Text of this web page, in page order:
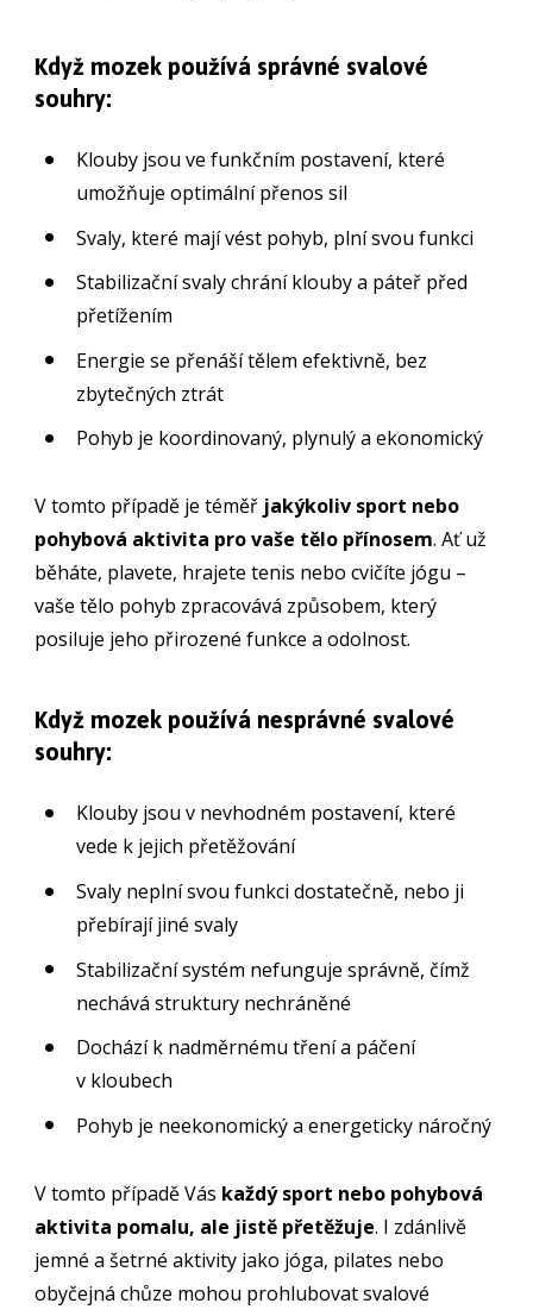
Když mozek používá správné svalové
souhry:
Klouby jsou ve funkčním postavení, které
umožňuje optimální přenos sil
Svaly, které mají vést pohyb, plní svou funkci
Stabilizační svaly chrání klouby a páteř před
přetížením
Energie se přenáší tělem efektivně, bez
zbytečných ztrát
Pohyb je koordinovaný, plynulý a ekonomický
V tomto případě je téměř jakýkoliv sport nebo
pohybová aktivita pro vaše tělo přínosem. Ať už
běháte, plavete, hrajete tenis nebo cvičíte jógu –
vaše tělo pohyb zpracovává způsobem, který
posiluje jeho přirozené funkce a odolnost.
Když mozek používá nesprávné svalové
souhry:
Klouby jsou v nevhodném postavení, které
vede k jejich přetěžování
Svaly neplní svou funkci dostatečně, nebo ji
přebírají jiné svaly
Stabilizační systém nefunguje správně, čímž
nechává struktury nechráněné
Dochází k nadměrnému tření a páčení
v kloubech
Pohyb je neekonomický a energeticky náročný
V tomto případě Vás každý sport nebo pohybová
aktivita pomalu, ale jistě přetěžuje. I zdánlivě
jemné a šetrné aktivity jako jóga, pilates nebo
obyčejná chůze mohou prohlubovat svalové